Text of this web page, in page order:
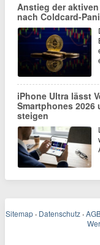
Anstieg der
nach Coldcard-
iPhone Ultra lässt
Smartphones 2026
steigen
Sitemap · Datenschutz ·